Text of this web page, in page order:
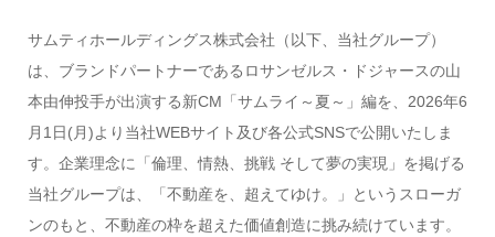
サムティホールディングス株式会社（以下、当社グループ）
は、ブランドパートナーであるロサンゼルス・ドジャースの山
本由伸投手が出演する新CM「サムライ～夏～」編を、2026年6
月1日(月)より当社WEBサイト及び各公式SNSで公開いたしま
す。企業理念に「倫理、情熱、挑戦 そして夢の実現」を掲げる
当社グループは、「不動産を、超えてゆけ。」というスローガ
ンのもと、不動産の枠を超えた価値創造に挑み続けています。